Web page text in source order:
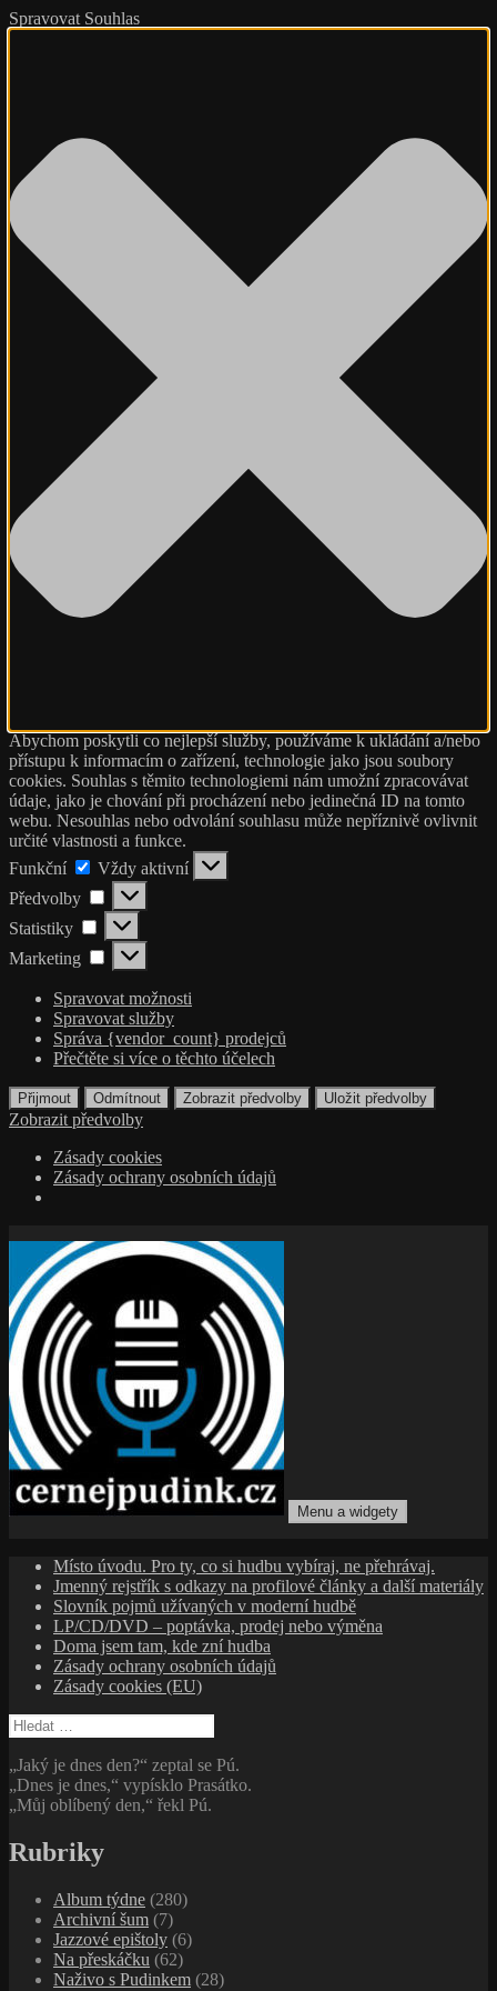
Spravovat Souhlas
Abychom poskytli co nejlepší služby, používáme k ukládání a/nebo
přístupu k informacím o zařízení, technologie jako jsou soubory
cookies. Souhlas s těmito technologiemi nám umožní zpracovávat
údaje, jako je chování při procházení nebo jedinečná ID na tomto
webu. Nesouhlas nebo odvolání souhlasu může nepříznivě ovlivnit
určité vlastnosti a funkce.
Funkční
Funkční
Vždy aktivní
Předvolby
Předvolby
Statistiky Statistiky
Marketing Marketing
Spravovat možnosti
Spravovat služby
Správa {vendor_count} prodejců
Přečtěte si více o těchto účelech
Přijmout Odmítnout Zobrazit předvolby Uložit předvolby
Zobrazit předvolby
Zásady cookies
Zásady ochrany osobních údajů
obsahu
webu
a albech s hlubším kontextem
Menu a widgety
Místo úvodu. Pro ty, co si hudbu vybíraj, ne přehrávaj.
Jmenný rejstřík s odkazy na profilové články a další materiály
Slovník pojmů užívaných v moderní hudbě
LP/CD/DVD – poptávka, prodej nebo výměna
Doma jsem tam, kde zní hudba
Zásady ochrany osobních údajů
Zásady cookies (EU)
Vyhledávání
„Jaký je dnes den?“ zeptal se Pú.
„Dnes je dnes,“ vypísklo Prasátko.
„Můj oblíbený den,“ řekl Pú.
Rubriky
Album týdne (280)
Archivní šum (7)
Jazzové epištoly (6)
Na přeskáčku (62)
Naživo s Pudinkem (28)